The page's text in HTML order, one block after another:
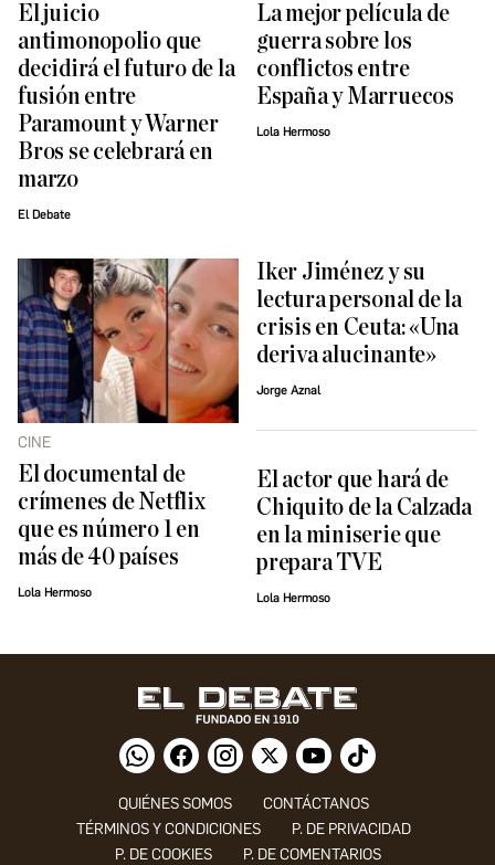
El juicio
antimonopolio que
decidirá el futuro de la
fusión entre
Paramount y Warner
Bros se celebrará en
marzo
El Debate
La mejor película de
guerra sobre los
conflictos entre
España y Marruecos
Lola Hermoso
CINE
El documental de
crímenes de Netflix
que es número 1 en
más de 40 países
Lola Hermoso
Iker Jiménez y su
lectura personal de la
crisis en Ceuta: «Una
deriva alucinante»
Jorge Aznal
El actor que hará de
Chiquito de la Calzada
en la miniserie que
prepara TVE
Lola Hermoso
QUIÉNES SOMOS
CONTÁCTANOS
TÉRMINOS Y CONDICIONES
P. DE PRIVACIDAD
P. DE COOKIES
P. DE COMENTARIOS